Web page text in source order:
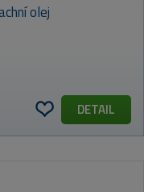
olej
DETAIL